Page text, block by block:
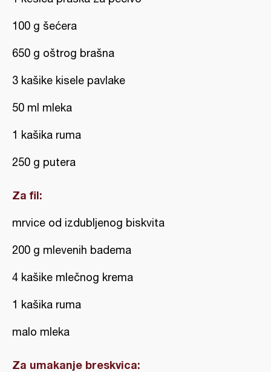
100 g šećera
650 g oštrog brašna
3 kašike kisele pavlake
50 ml mleka
1 kašika ruma
250 g putera
Za fil:
mrvice od izdubljenog biskvita
200 g mlevenih badema
4 kašike mlečnog krema
1 kašika ruma
malo mleka
Za umakanje breskvica: